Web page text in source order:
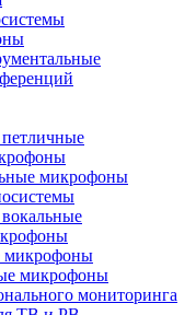
микрофоны
микрофоны
микрофоны
мониторинга